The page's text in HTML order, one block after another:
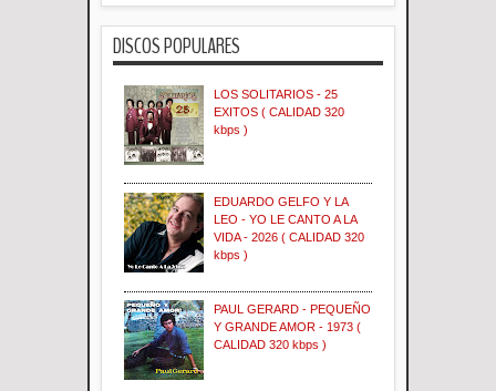
DISCOS POPULARES
LOS SOLITARIOS - 25
EXITOS ( CALIDAD 320
kbps )
EDUARDO GELFO Y LA
LEO - YO LE CANTO A LA
VIDA - 2026 ( CALIDAD 320
kbps )
PAUL GERARD - PEQUEÑO
Y GRANDE AMOR - 1973 (
CALIDAD 320 kbps )